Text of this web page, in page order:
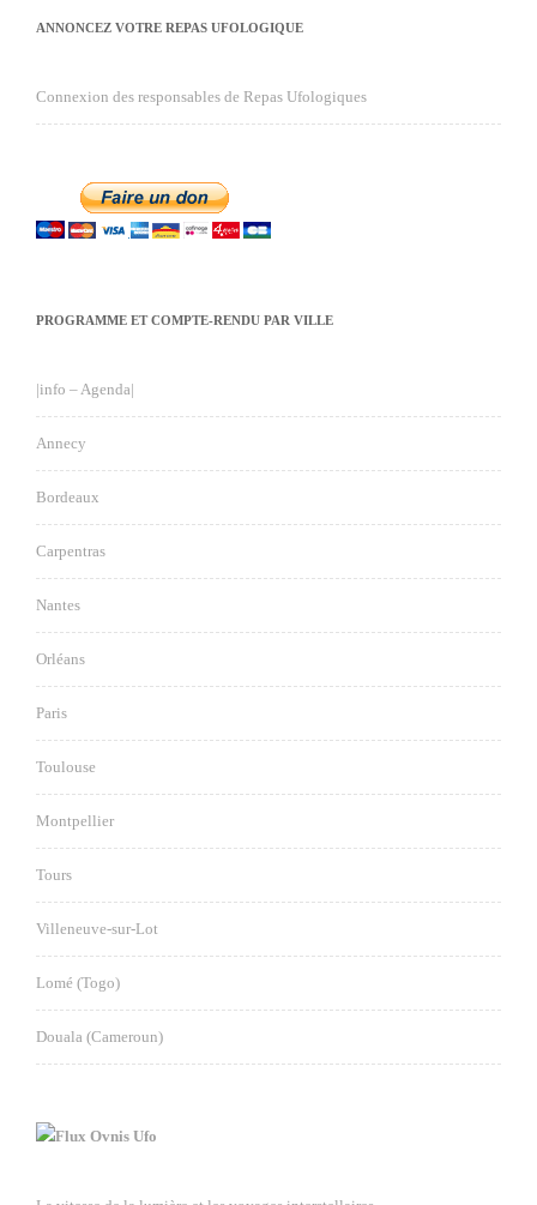
ANNONCEZ VOTRE REPAS UFOLOGIQUE
Connexion des responsables de Repas Ufologiques
PROGRAMME ET COMPTE-RENDU PAR VILLE
|info – Agenda|
Annecy
Bordeaux
Carpentras
Nantes
Orléans
Paris
Toulouse
Montpellier
Tours
Villeneuve-sur-Lot
Lomé (Togo)
Douala (Cameroun)
Ovnis Ufo